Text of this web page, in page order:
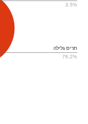
3.5%
תריס גלילה
76.2%